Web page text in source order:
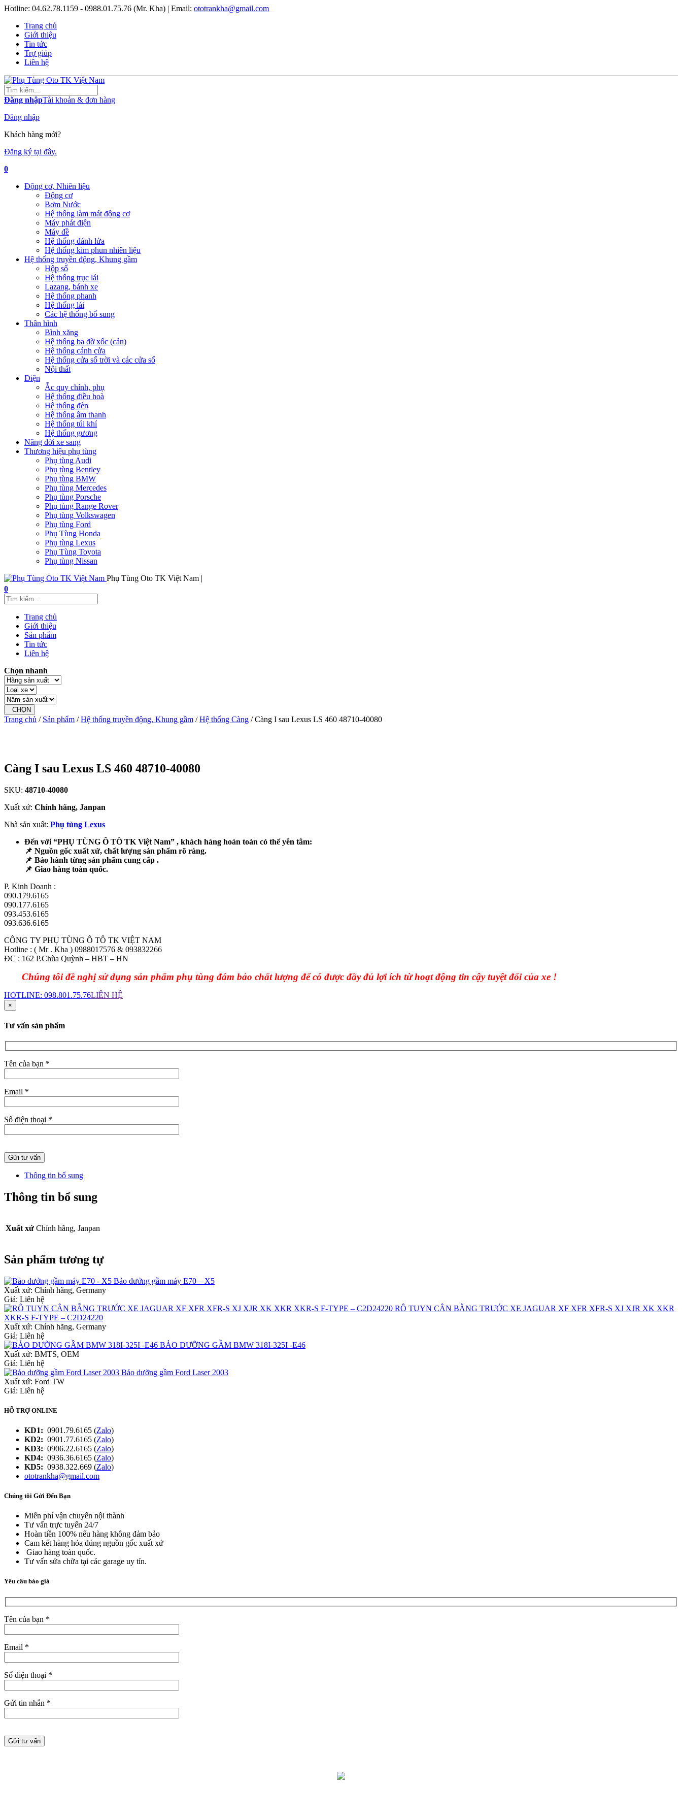
Hotline: 04.62.78.1159 - 0988.01.75.76 (Mr. Kha) | Email: ototrankha@gmail.com
Trang chủ
Giới thiệu
Tin tức
Trợ giúp
Liên hệ
Đăng nhậpTài khoản & đơn hàng
Đăng nhập
Khách hàng mới?
Đăng ký tại đây.
0
Động cơ, Nhiên liệu
Động cơ
Bơm Nước
Hệ thống làm mát động cơ
Máy phát điện
Máy đề
Hệ thống đánh lửa
Hệ thống kim phun nhiên liệu
Hệ thống truyền động, Khung gầm
Hộp số
Hệ thống trục lái
Lazang, bánh xe
Hệ thống phanh
Hệ thống lái
Các hệ thống bổ sung
Thân hình
Bình xăng
Hệ thống ba đờ xốc (cản)
Hệ thống cánh cửa
Hệ thống cửa sổ trời và các cửa sổ
Nội thất
Điện
Ắc quy chính, phụ
Hệ thống điều hoà
Hệ thống đèn
Hệ thống âm thanh
Hệ thống túi khí
Hệ thống gương
Nâng đời xe sang
Thương hiệu phụ tùng
Phụ tùng Audi
Phụ tùng Bentley
Phụ tùng BMW
Phụ tùng Mercedes
Phụ tùng Porsche
Phụ tùng Range Rover
Phụ tùng Volkswagen
Phụ tùng Ford
Phụ Tùng Honda
Phụ tùng Lexus
Phụ Tùng Toyota
Phụ tùng Nissan
Phụ Tùng Oto TK Việt Nam |
0
Trang chủ
Giới thiệu
Sản phẩm
Tin tức
Liên hệ
Chọn nhanh
CHỌN
Trang chủ / Sản phẩm /Hệ thống truyền động, Khung gầm /Hệ thống Càng / Càng I sau Lexus LS 460 48710-40080
Càng I sau Lexus LS 460 48710-40080
SKU: 48710-40080
Xuất xứ: Chính hãng, Janpan
Nhà sản xuất: Phụ tùng Lexus
Đến với “PHỤ TÙNG Ô TÔ TK Việt Nam” , khách hàng hoàn toàn có thể yên tâm:
📌 Nguồn gốc xuất xứ, chất lượng sản phẩm rõ ràng.
📌 Bảo hành từng sản phẩm cung cấp .
📌 Giao hàng toàn quốc.
P. Kinh Doanh :
090.179.6165
090.177.6165
093.453.6165
093.636.6165
CÔNG TY PHỤ TÙNG Ô TÔ TK VIỆT NAM
Hotline : ( Mr . Kha ) 0988017576 & 093832266
ĐC : 162 P.Chùa Quỳnh – HBT – HN
Chúng tôi đề nghị sử dụng sản phẩm phụ tùng đảm bảo chất lượng để có được đầy đủ lợi ích từ hoạt động tin cậy tuyệt đối của xe !
HOTLINE: 098.801.75.76LIÊN HỆ
×
Tư vấn sản phẩm
Tên của bạn *
Email *
Số điện thoại *
Thông tin bổ sung
Thông tin bổ sung
Xuất xứ Chính hãng, Janpan
Sản phẩm tương tự
Bảo dưởng gầm máy E70 – X5
Xuất xứ: Chính hãng, Germany
Giá: Liên hệ
RÔ TUYN CÂN BẰNG TRƯỚC XE JAGUAR XF XFR XFR-S XJ XJR XK XKR
XKR-S F-TYPE – C2D24220
Xuất xứ: Chính hãng, Germany
Giá: Liên hệ
BẢO DƯỠNG GẦM BMW 318I-325I -E46
Xuất xứ: BMTS, OEM
Giá: Liên hệ
Bảo dưỡng gầm Ford Laser 2003
Xuất xứ: Ford TW
Giá: Liên hệ
HỖ TRỢ ONLINE
KD1: 0901.79.6165 (Zalo)
KD2: 0901.77.6165 (Zalo)
KD3: 0906.22.6165 (Zalo)
KD4: 0936.36.6165 (Zalo)
KD5: 0938.322.669 (Zalo)
ototrankha@gmail.com
Chúng tôi Gửi Đến Bạn
Miễn phí vận chuyển nội thành
Tư vấn trực tuyến 24/7
Hoàn tiền 100% nếu hàng không đảm bảo
Cam kết hàng hóa đúng nguồn gốc xuất xứ
Giao hàng toàn quốc.
Tư vấn sửa chữa tại các garage uy tín.
Yêu cầu báo giá
Tên của bạn *
Email *
Số điện thoại *
Gửi tin nhắn *